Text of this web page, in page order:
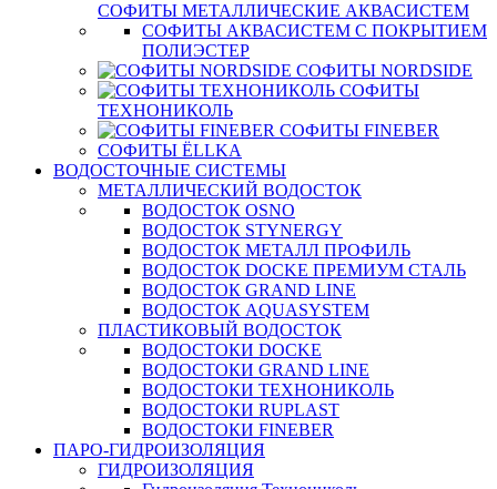
СОФИТЫ МЕТАЛЛИЧЕСКИЕ АКВАСИСТЕМ
СОФИТЫ АКВАСИСТЕМ С ПОКРЫТИЕМ
ПОЛИЭСТЕР
СОФИТЫ NORDSIDE
СОФИТЫ
ТЕХНОНИКОЛЬ
СОФИТЫ FINEBER
СОФИТЫ ЁLLKA
ВОДОСТОЧНЫЕ СИСТЕМЫ
МЕТАЛЛИЧЕСКИЙ ВОДОСТОК
ВОДОСТОК OSNO
ВОДОСТОК STYNERGY
ВОДОСТОК МЕТАЛЛ ПРОФИЛЬ
ВОДОСТОК DOCKE ПРЕМИУМ СТАЛЬ
ВОДОСТОК GRAND LINE
ВОДОСТОК AQUASYSTEM
ПЛАСТИКОВЫЙ ВОДОСТОК
ВОДОСТОКИ DOCKE
ВОДОСТОКИ GRAND LINE
ВОДОСТОКИ ТЕХНОНИКОЛЬ
ВОДОСТОКИ RUPLAST
ВОДОСТОКИ FINEBER
ПАРО-ГИДРОИЗОЛЯЦИЯ
ГИДРОИЗОЛЯЦИЯ